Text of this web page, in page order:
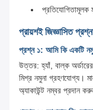
প্রতিযোগিতামূলক
প্রায়শই জিজ্ঞাসিত
প্রশ্ন ১: আমি কি একটি
উত্তর: হ্যাঁ, বাল্ক
মিশ্র নমুনা গ্রহণযোগ্য।
অ্যাকাউন্ট নম্বর প্রদান